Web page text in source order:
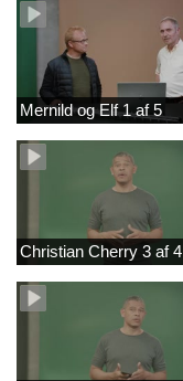
Mernild og Elf 1 af 5
Christian Cherry 3 af 4